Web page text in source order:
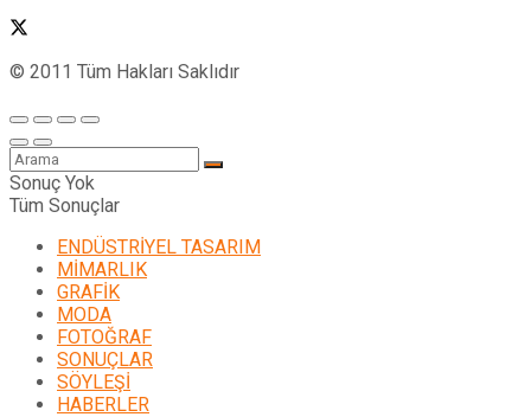
© 2011 Tüm Hakları Saklıdır
Sonuç Yok
Tüm Sonuçlar
ENDÜSTRİYEL TASARIM
MİMARLIK
GRAFİK
MODA
FOTOĞRAF
SONUÇLAR
SÖYLEŞİ
HABERLER